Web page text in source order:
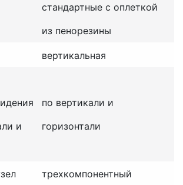
стандартные с оплеткой
из пенорезины
вертикальная
и
по вертикали и
горизонтали
трехкомпонентный